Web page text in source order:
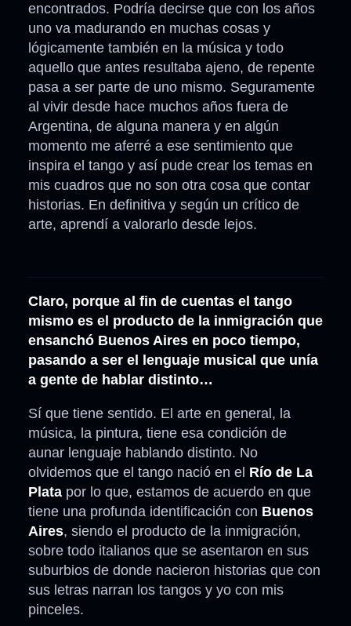
encontrados. Podría decirse que con los años
uno va madurando en muchas cosas y
lógicamente también en la música y todo
aquello que antes resultaba ajeno, de repente
pasa a ser parte de uno mismo. Seguramente
al vivir desde hace muchos años fuera de
Argentina, de alguna manera y en algún
momento me aferré a ese sentimiento que
inspira el tango y así pude crear los temas en
mis cuadros que no son otra cosa que contar
historias. En definitiva y según un crítico de
arte, aprendí a valorarlo desde lejos.
Claro, porque al fin de cuentas el tango
mismo es el producto de la inmigración que
ensanchó Buenos Aires en poco tiempo,
pasando a ser el lenguaje musical que unía
a gente de hablar distinto…
Sí que tiene sentido. El arte en general, la
música, la pintura, tiene esa condición de
aunar lenguaje hablando distinto. No
olvidemos que el tango nació en el Río de La
Plata por lo que, estamos de acuerdo en que
tiene una profunda identificación con Buenos
Aires, siendo el producto de la inmigración,
sobre todo italianos que se asentaron en sus
suburbios de donde nacieron historias que con
sus letras narran los tangos y yo con mis
pinceles.